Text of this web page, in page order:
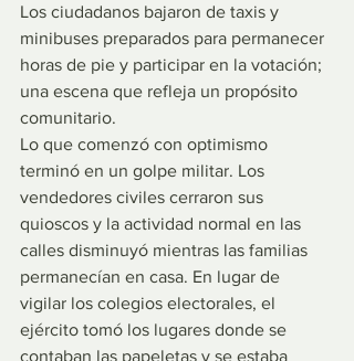
Los ciudadanos bajaron de taxis y
minibuses preparados para permanecer
horas de pie y participar en la votación;
una escena que refleja un propósito
comunitario.
Lo que comenzó con optimismo
terminó en un golpe militar. Los
vendedores civiles cerraron sus
quioscos y la actividad normal en las
calles disminuyó mientras las familias
permanecían en casa. En lugar de
vigilar los colegios electorales, el
ejército tomó los lugares donde se
contaban las papeletas y se estaba